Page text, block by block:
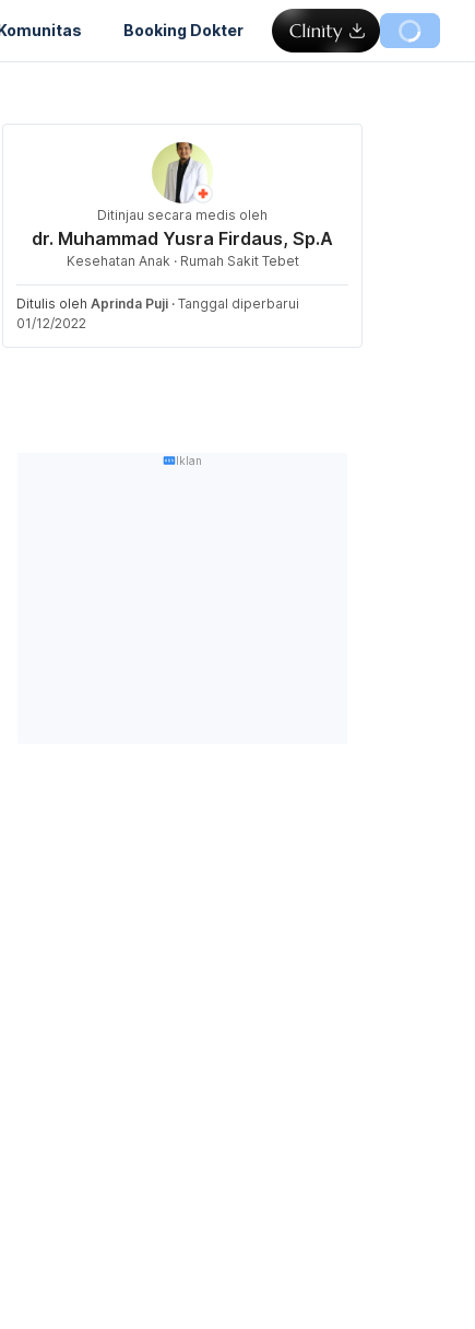
Booking Dokter
Ditinjau secara medis oleh
dr. Muhammad Yusra Firdaus, Sp.A
Kesehatan Anak · Rumah Sakit Tebet
Ditulis oleh Aprinda Puji · Tanggal diperbarui
01/12/2022
Iklan